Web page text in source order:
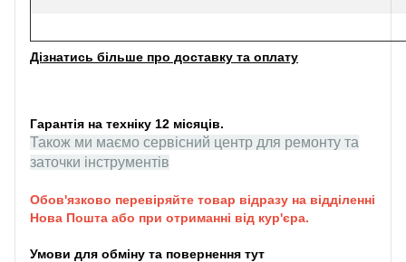
Дізнатись більше про доставку та оплату
Гарантія на техніку 12 місяців.
Також ми маємо сервісний центр для ремонту та
заточки інструментів
Обов'язково перевіряйте товар відразу на відділенні
Нова Пошта або при отриманні від кур'єра.
Умови для обміну та повернення тут